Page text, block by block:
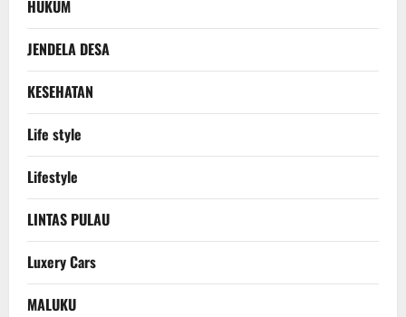
HUKUM
JENDELA DESA
KESEHATAN
Life style
Lifestyle
LINTAS PULAU
Luxery Cars
MALUKU